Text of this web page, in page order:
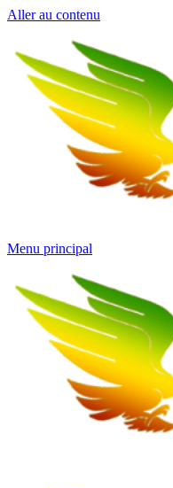
Aller au contenu
Menu principal